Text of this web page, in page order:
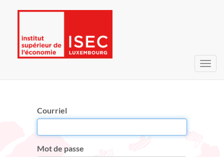
Courriel
Mot de passe